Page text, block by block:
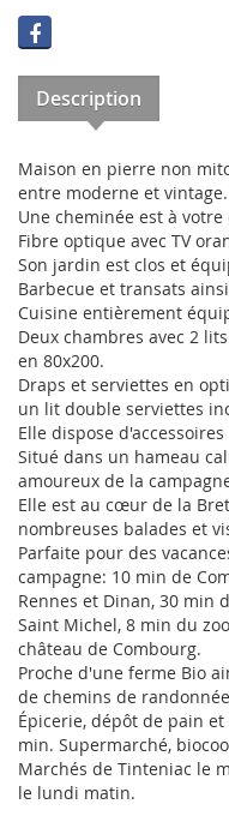
Description
Maison en pierre non
entre moderne et vintage.
Une cheminée est à
Fibre optique avec TV
Son jardin est clos et
Barbecue et transats
Cuisine entièrement
Deux chambres avec 2
en 80x200.
Draps et serviettes en
un lit double serviettes
Elle dispose
Situé dans un hameau
amoureux de la
Elle est au cœur de la
nombreuses balades et
Parfaite pour des
campagne: 10 min de
Rennes et Dinan, 30 min
Saint Michel, 8 min du
château de Combourg.
Proche d'une ferme Bio
de chemins de
Épicerie, dépôt de pain
min. Supermarché,
Marchés de Tinteniac le
le lundi matin.